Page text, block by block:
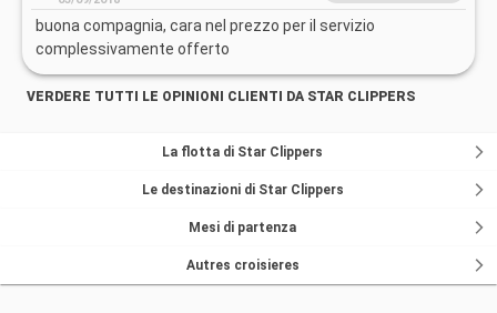
buona compagnia, cara nel prezzo per il servizio
complessivamente offerto
VERDERE TUTTI LE OPINIONI CLIENTI DA STAR CLIPPERS
La flotta di Star Clippers
Le destinazioni di Star Clippers
Mesi di partenza
Autres croisieres